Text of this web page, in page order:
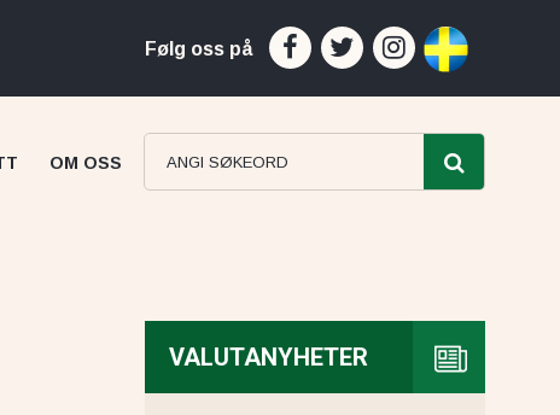
Følg oss på
OM OSS
VALUTANYHETER